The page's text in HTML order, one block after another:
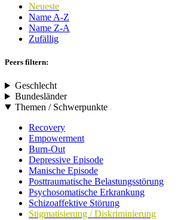
Neueste
Name A-Z
Name Z-A
Zufällig
Peers filtern:
Geschlecht
Bundesländer
Themen / Schwerpunkte
Recovery
Empowerment
Burn-Out
Depressive Episode
Manische Episode
Posttraumatische Belastungsstörung
Psychosomatische Erkrankung
Schizoaffektive Störung
Stigmatisierung / Diskriminierung